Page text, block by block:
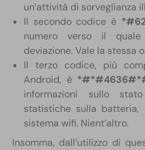
un’attività di sorveglianza
Il secondo codice è
numero verso il
deviazione. Vale la stessa
Il terzo codice, più
Android, è
informazioni sullo
statistiche sulla batteria,
sistema wifi. Nient’altro.
Insomma, dall’utilizzo di